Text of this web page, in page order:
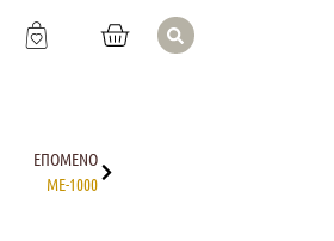
ΕΠΌΜΕΝΟ
ME-1000